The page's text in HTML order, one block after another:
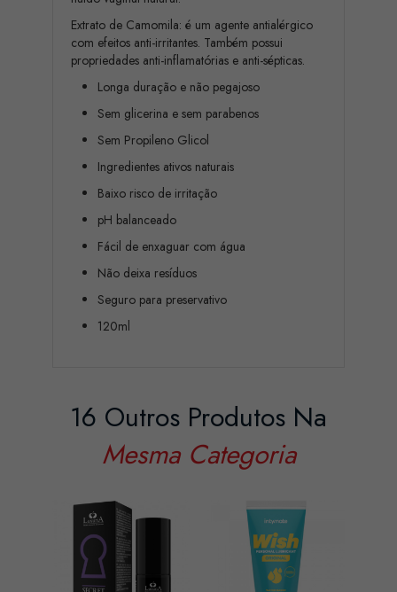
Extrato de Camomila: é um agente antialérgico
com efeitos anti-irritantes. Também possui
propriedades anti-inflamatórias e anti-sépticas.
Longa duração e não pegajoso
Sem glicerina e sem parabenos
Sem Propileno Glicol
Ingredientes ativos naturais
Baixo risco de irritação
pH balanceado
Fácil de enxaguar com água
Não deixa resíduos
Seguro para preservativo
120ml
16 Outros Produtos Na
Mesma Categoria